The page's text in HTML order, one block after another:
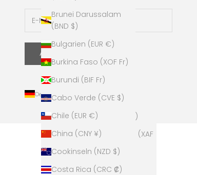
Brunei Darussalam
(BND $)
Bulgarien (EUR €)
Burkina Faso (XOF Fr)
Burundi (BIF Fr)
Cabo Verde (CVE $)
Chile (EUR €)
China (CNY ¥)
Cookinseln (NZD $)
Costa Rica (CRC ₡)
ABONNIEREN
Deutschland (EUR €)
Land
Ägypten (EGP ج.م)
Äquatorialguinea (XAF
Äthiopien (ETB Br)